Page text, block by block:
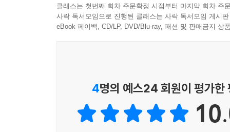
■ 교과와 바로 연결되는 핵심 키워드
문해력·인문학·AI·영어·수학·글쓰기·한국사 등
‘질문 → 사고 전개 → 개념 이해 → 정리’의 흐름으
■ 《실력 쑥쑥 119》로 바로 복습
클래스는 첫번째 회차 주문확정 시점부터 마지막 회차 주
사락 독서모임으로 진행된 클래스는 사락 독서모임 게시
eBook 페이백, CD/LP, DVD/Blu-ray, 패션 및 판매금지 상
4명의 예스24 회원이 평가한